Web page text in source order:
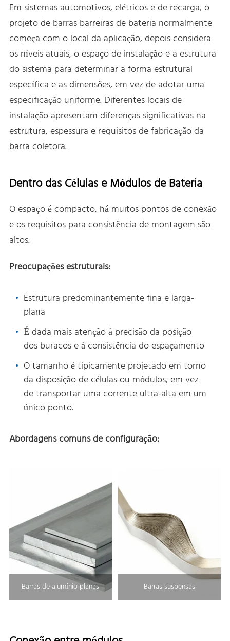
Em sistemas automotivos, elétricos e de recarga, o
projeto de barras barreiras de bateria normalmente
começa com o local da aplicação, depois considera
os níveis atuais, o espaço de instalação e a estrutura
do sistema para determinar a forma estrutural
específica e as dimensões, em vez de adotar uma
especificação uniforme. Diferentes locais de
instalação apresentam diferenças significativas na
estrutura, espessura e requisitos de fabricação da
barra coletora.
Dentro das Células e Módulos de Bateria
O espaço é compacto, há muitos pontos de conexão
e os requisitos para consistência de montagem são
altos.
Preocupações estruturais:
Estrutura predominantemente fina e larga-
plana
É dada mais atenção à precisão da posição
dos buracos e à consistência do espaçamento
O tamanho é tipicamente projetado em torno
da disposição de células ou módulos, em vez
de transportar uma corrente ultra-alta em um
único ponto.
Abordagens comuns de configuração:
Barras de alumínio planas Barras suspensas